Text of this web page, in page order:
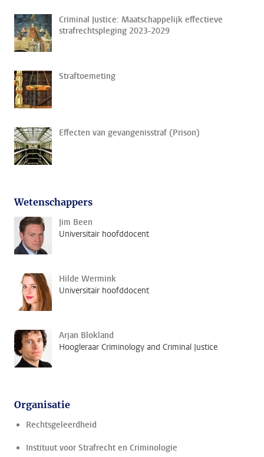
Criminal Justice: Maatschappelijk effectieve
strafrechtspleging 2023-2029
Straftoemeting
Effecten van gevangenisstraf (Prison)
Wetenschappers
Jim Been
Universitair hoofddocent
Hilde Wermink
Universitair hoofddocent
Arjan Blokland
Hoogleraar Criminology and Criminal Justice
Organisatie
Rechtsgeleerdheid
Instituut voor Strafrecht en Criminologie